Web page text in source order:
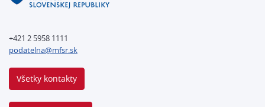
+421 2 5958 1111
podatelna@mfsr.sk
Všetky kontakty